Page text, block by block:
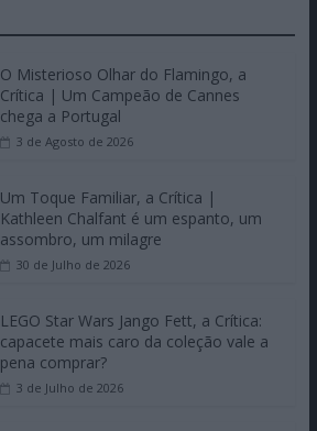
O Misterioso Olhar do Flamingo, a
Crítica | Um Campeão de Cannes
chega a Portugal
3 de Agosto de 2026
Um Toque Familiar, a Crítica |
Kathleen Chalfant é um espanto, um
assombro, um milagre
30 de Julho de 2026
LEGO Star Wars Jango Fett, a Crítica:
capacete mais caro da coleção vale a
pena comprar?
3 de Julho de 2026